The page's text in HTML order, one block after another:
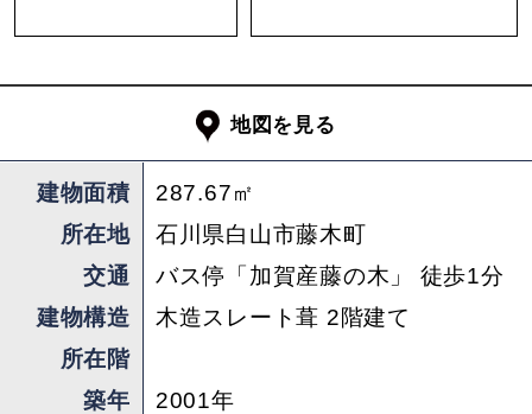
活用していただける方、ご連絡をお待ちしており
限があります。事前に白山市役所への確認が必要
です。
地図を見る
建物面積
287.67㎡
所在地
石川県白山市藤木町
交通
バス停「加賀産藤の木」 徒歩1分
建物構造
木造スレート葺 2階建て
所在階
築年
2001年